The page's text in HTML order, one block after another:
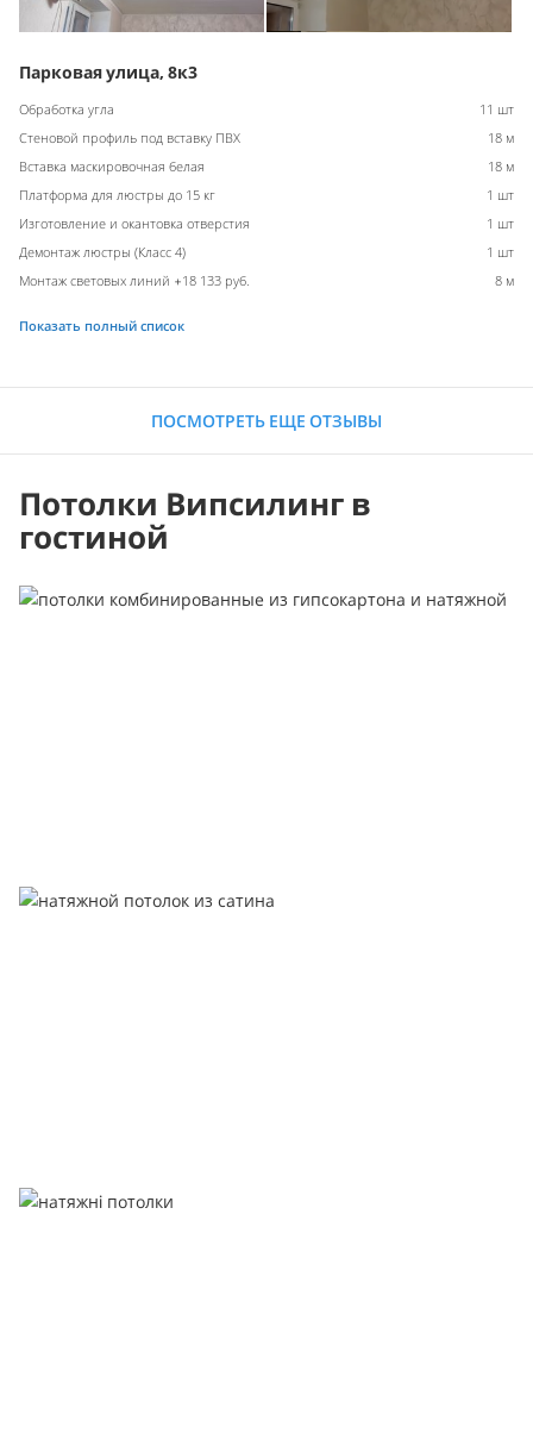
Парковая улица, 8к3
Обработка угла
11 шт
Стеновой профиль под вставку ПВХ
18 м
Вставка маскировочная белая
18 м
Платформа для люстры до 15 кг
1 шт
Изготовление и окантовка отверстия
1 шт
Демонтаж люстры (Класс 4)
1 шт
Монтаж световых линий +18 133 руб.
8 м
Показать полный список
ПОСМОТРЕТЬ ЕЩЕ ОТЗЫВЫ
Потолки Випсилинг в
гостиной